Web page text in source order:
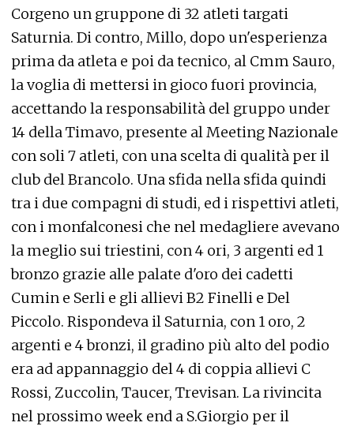
Corgeno un gruppone di 32 atleti targati
Saturnia. Di contro, Millo, dopo un'esperienza
prima da atleta e poi da tecnico, al Cmm Sauro,
la voglia di mettersi in gioco fuori provincia,
accettando la responsabilità del gruppo under
14 della Timavo, presente al Meeting Nazionale
con soli 7 atleti, con una scelta di qualità per il
club del Brancolo. Una sfida nella sfida quindi
tra i due compagni di studi, ed i rispettivi atleti,
con i monfalconesi che nel medagliere avevano
la meglio sui triestini, con 4 ori, 3 argenti ed 1
bronzo grazie alle palate d'oro dei cadetti
Cumin e Serli e gli allievi B2 Finelli e Del
Piccolo. Rispondeva il Saturnia, con 1 oro, 2
argenti e 4 bronzi, il gradino più alto del podio
era ad appannaggio del 4 di coppia allievi C
Rossi, Zuccolin, Taucer, Trevisan. La rivincita
nel prossimo week end a S.Giorgio per il